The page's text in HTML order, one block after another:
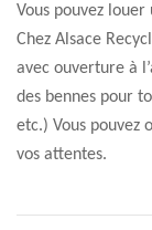
Vous pouvez
Chez Alsace
avec ouverture à
des bennes pour
etc.) Vous pouvez
vos attentes.